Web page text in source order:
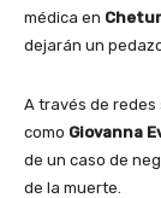
médica en
dejarán un
A través de redes
como Giovanna
de un caso de
de la muerte.